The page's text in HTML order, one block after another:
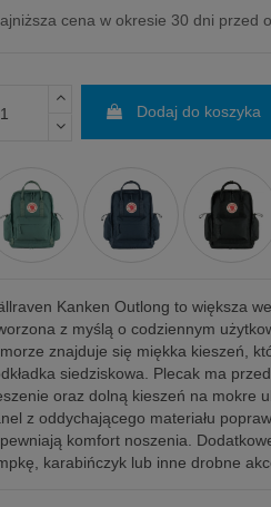
cena w okresie 30 dni przed
Dodaj do koszyka
Kanken Outlong to większa
z myślą o codziennym
znajduje się miękka kieszeń,
siedziskowa. Plecak ma
oraz dolną kieszeń na mokre
z oddychającego materiału
komfort noszenia.
karabińczyk lub inne drobne